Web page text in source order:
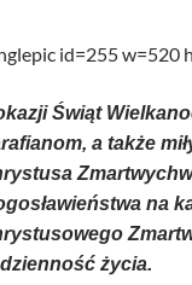
id=255 w=520
Świąt
a także
na
życia.